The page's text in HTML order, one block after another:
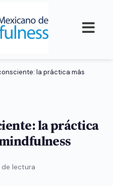
la práctica más
la práctica
de lectura